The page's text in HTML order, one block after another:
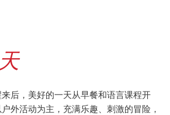
后，美好的一天从早餐和语言课程开
外活动为主，充满乐趣、刺激的冒险，